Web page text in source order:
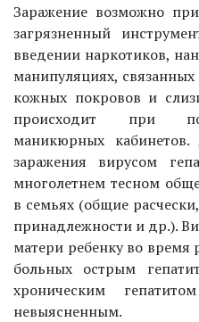
Заражение возможно
загрязненный
введении наркотиков,
манипуляциях,
кожных покровов и
происходит при
маникюрных кабинетов.
заражения вирусом
многолетнем тесном
в семьях (общие
принадлежности и др.).
матери ребенку во
больных острым
хроническим
невыясненным.